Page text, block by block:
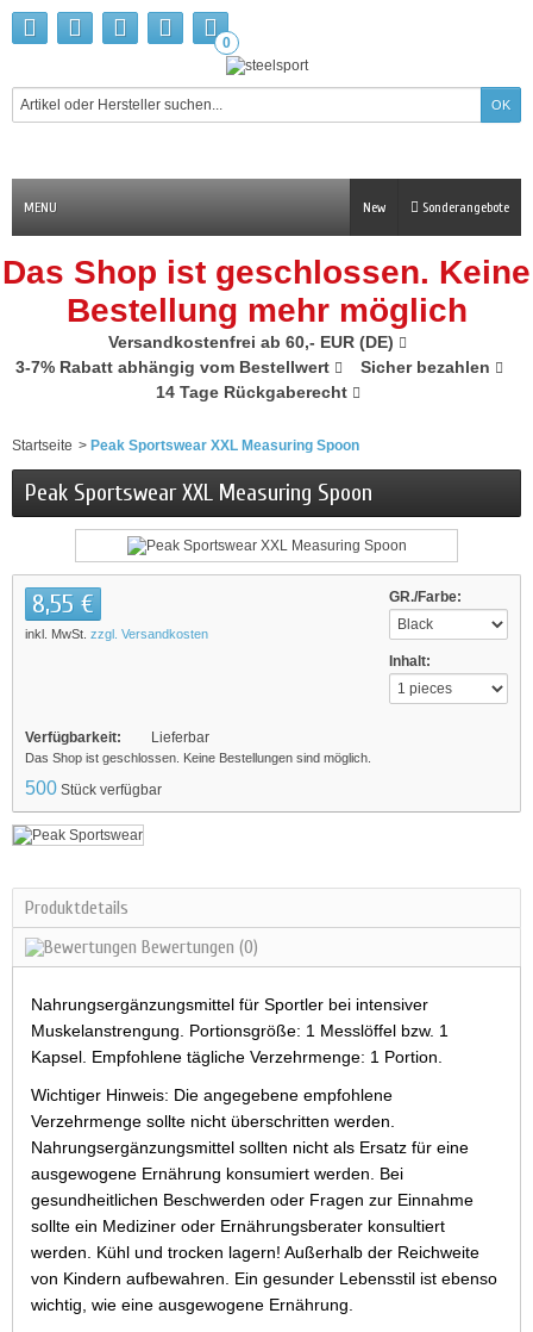
0
MENU Sonderangebote
New
Das Shop ist geschlossen. Keine
Bestellung mehr möglich
Versandkostenfrei ab 60,- EUR (DE)
3-7% Rabatt abhängig vom Bestellwert
Sicher bezahlen
14 Tage Rückgaberecht
Startseite > Peak Sportswear XXL Measuring Spoon
Peak Sportswear XXL Measuring Spoon
GR./Farbe:
Inhalt:
8,55 €
inkl. MwSt. zzgl. Versandkosten
Verfügbarkeit: Lieferbar
Das Shop ist geschlossen. Keine Bestellungen sind möglich.
500 Stück verfügbar
Produktdetails
Bewertungen (0)
Nahrungsergänzungsmittel für Sportler bei intensiver
Muskelanstrengung. Portionsgröße: 1 Messlöffel bzw. 1
Kapsel. Empfohlene tägliche Verzehrmenge: 1 Portion.
Wichtiger Hinweis: Die angegebene empfohlene
Verzehrmenge sollte nicht überschritten werden.
Nahrungsergänzungsmittel sollten nicht als Ersatz für eine
ausgewogene Ernährung konsumiert werden. Bei
gesundheitlichen Beschwerden oder Fragen zur Einnahme
sollte ein Mediziner oder Ernährungsberater konsultiert
werden. Kühl und trocken lagern! Außerhalb der Reichweite
von Kindern aufbewahren. Ein gesunder Lebensstil ist ebenso
wichtig, wie eine ausgewogene Ernährung.